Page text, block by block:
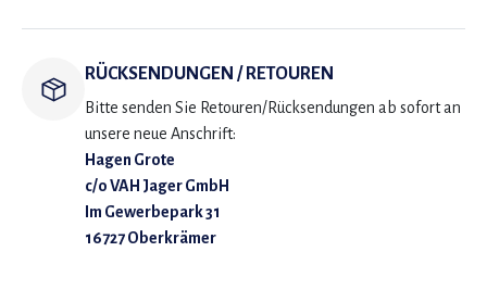
RÜCKSENDUNGEN / RETOUREN
Bitte senden Sie Retouren/Rücksendungen ab sofort an
unsere neue Anschrift:
Hagen Grote
c/o VAH Jager GmbH
Im Gewerbepark 31
16727 Oberkrämer